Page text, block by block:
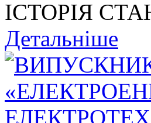
ІСТОРІЯ
Детальніше